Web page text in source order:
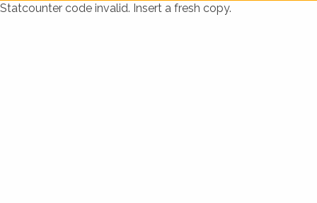
Statcounter code invalid. Insert a fresh copy.